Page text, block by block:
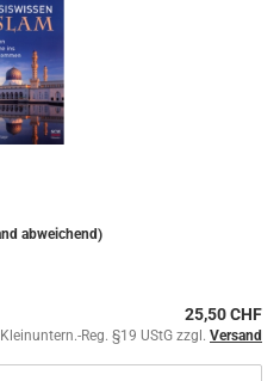
abweichend)
25,50 CHF
Reg. §19 UStG zzgl. Versand